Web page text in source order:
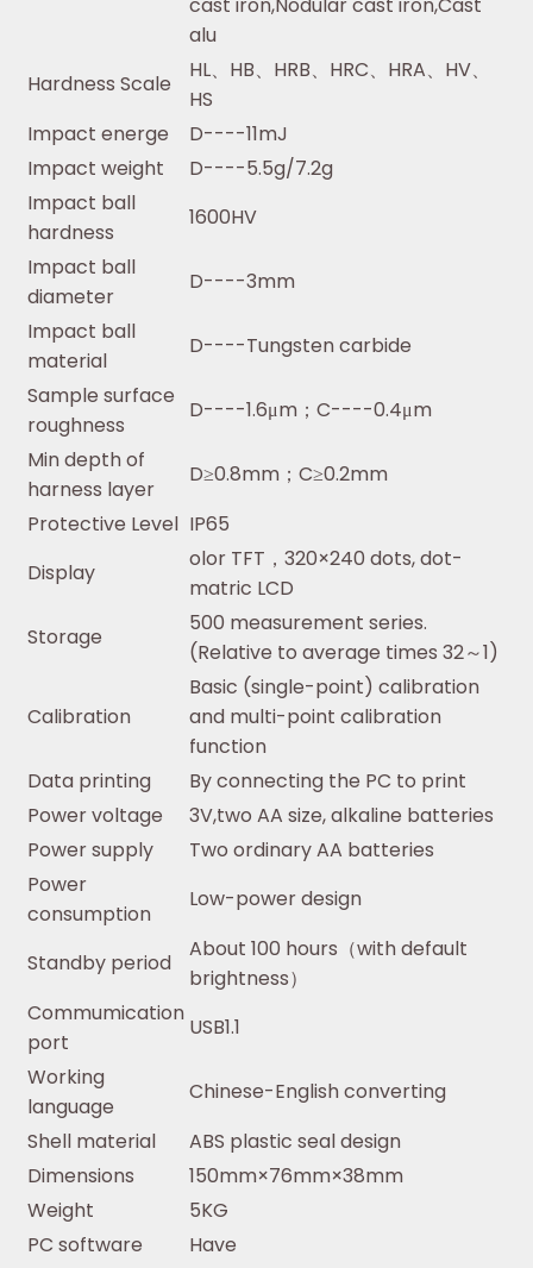
cast iron,Nodular cast iron,Cast
alu
Hardness Scale
HL、HB、HRB、HRC、HRA、HV、
HS
Impact energe
D----11mJ
Impact weight
D----5.5g/7.2g
Impact ball
hardness
1600HV
Impact ball
diameter
D----3mm
Impact ball
material
D----Tungsten carbide
Sample surface
roughness
D----1.6μm；C----0.4μm
Min depth of
harness layer
D≥0.8mm；C≥0.2mm
Protective Level IP65
Display
olor TFT，320×240 dots, dot-
matric LCD
Storage
500 measurement series.
(Relative to average times 32～1)
Calibration
Basic (single-point) calibration
and multi-point calibration
function
Data printing
By connecting the PC to print
Power voltage
3V,two AA size, alkaline batteries
Power supply
Two ordinary AA batteries
Power
consumption
Low-power design
Standby period
About 100 hours（with default
brightness）
Commumication
port
USB1.1
Working
language
Chinese-English converting
Shell material
ABS plastic seal design
Dimensions
150mm×76mm×38mm
Weight
5KG
PC software
Have